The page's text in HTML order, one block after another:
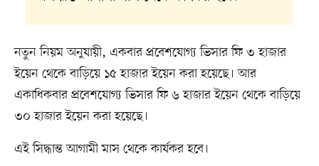
নতুন নিয়ম অনুযায়ী, একবার প্রবেশযোগ্য ভিসার ফি ৩ হাজার
ইয়েন থেকে বাড়িয়ে ১৫ হাজার ইয়েন করা হয়েছে। আর
একাধিকবার প্রবেশযোগ্য ভিসার ফি ৬ হাজার ইয়েন থেকে বাড়িয়ে
৩০ হাজার ইয়েন করা হয়েছে।
এই সিদ্ধান্ত আগামী মাস থেকে কার্যকর হবে।